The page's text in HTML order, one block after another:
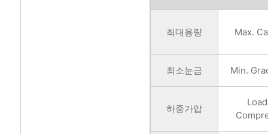
최대용량 Max.
최소눈금 Min.
하중가압